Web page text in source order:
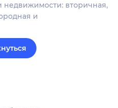
недвижимости: вторичная,
и